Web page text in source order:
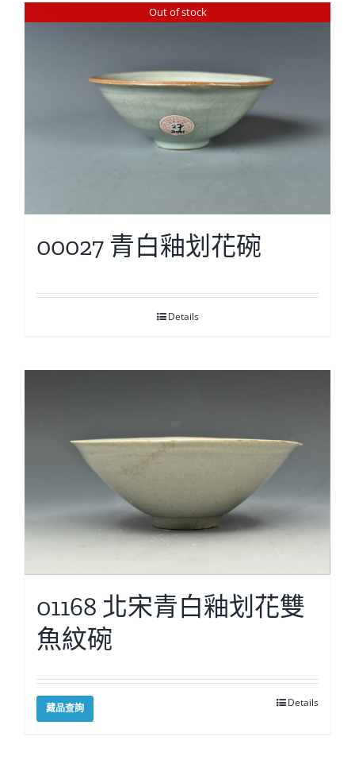
Out of stock
00027 青白釉划花碗
Details
01168 北宋青白釉划花雙
魚紋碗
藏品查詢 Details